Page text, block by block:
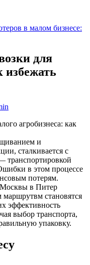
в малом бизнесе:
для
избежать
и
сталкивается с
транспортировкой
в этом процессе
потерям.
Москвы в Питер
становятся
эффективность
выбор транспорта,
упаковку.